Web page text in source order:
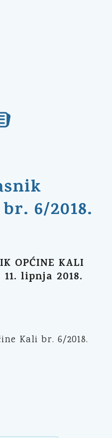
6/2018.
OPĆINE KALI
lipnja 2018.
Kali br. 6/2018.